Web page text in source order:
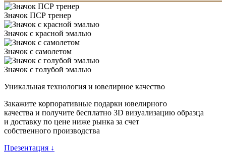
Значок ПСР тренер
Значок с красной эмалью
Значок с самолетом
Значок с голубой эмалью
Уникальная технология и ювелирное качество
Закажите корпоративные подарки ювелирного
качества и получите бесплатно 3D визуализацию образца
и доставку по цене ниже рынка за счет
собственного производства
Презентация ↓